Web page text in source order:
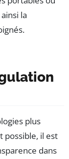
la
plus
possible, il est
dans